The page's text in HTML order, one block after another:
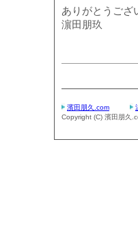
ありがとうござ
濵田朋玖
濱田朋久.com
Copyright (C) 濱田朋久